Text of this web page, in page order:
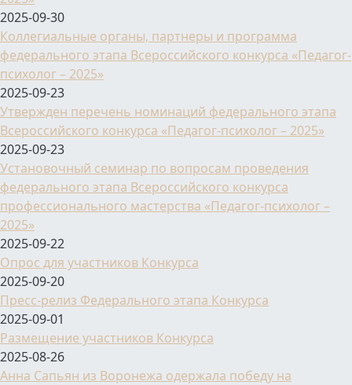
2025-09-30
Коллегиальные органы, партнеры и программа
федерального этапа Всероссийского конкурса «Педагог-
психолог – 2025»
2025-09-23
Утвержден перечень номинаций федерального этапа
Всероссийского конкурса «Педагог-психолог – 2025»
2025-09-23
Установочный семинар по вопросам проведения
федерального этапа Всероссийского конкурса
профессионального мастерства «Педагог-психолог –
2025»
2025-09-22
Опрос для участников Конкурса
2025-09-20
Пресс-релиз Федерального этапа Конкурса
2025-09-01
Размещение участников Конкурса
2025-08-26
Анна Сапьян из Воронежа одержала победу на